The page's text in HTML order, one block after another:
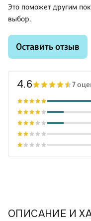
ОПИСАНИЕ И
Это поможет другим
выбор.
Оставить отзыв
4.6 7